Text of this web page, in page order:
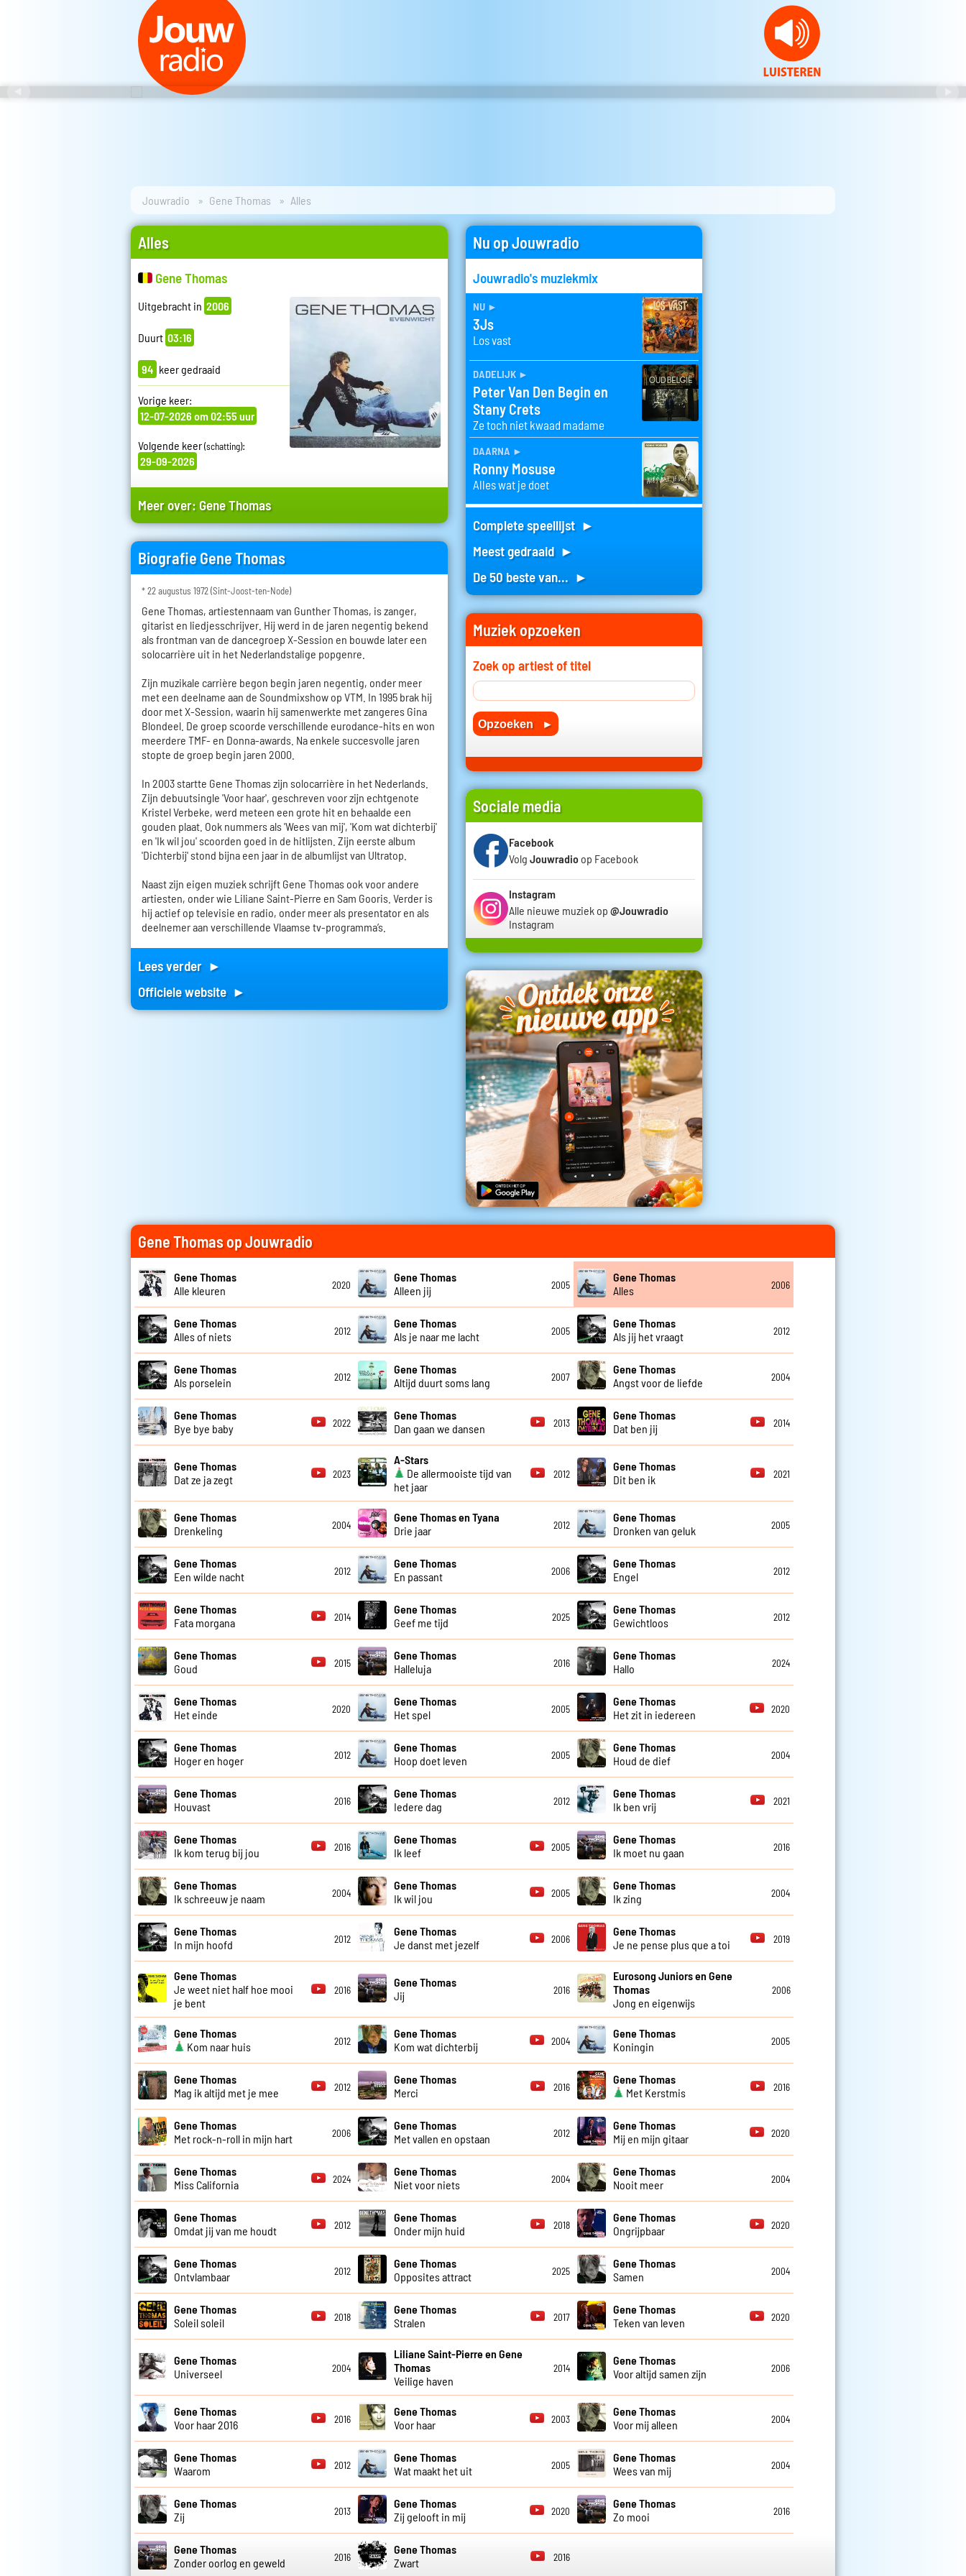
Jouwradio Gene Thomas Alles
Alles
Gene Thomas
Uitgebracht in 2006
Duurt 03:16
94 keer gedraaid
Vorige keer:
12-07-2026 om 02:55 uur
Volgende keer(schatting):
29-09-2026
Meer over: Gene Thomas
Biografie Gene Thomas
* 22 augustus 1972 (Sint-Joost-ten-Node)
Gene Thomas, artiestennaam van Gunther Thomas, is zanger,
gitarist en liedjesschrijver. Hij werd in de jaren negentig bekend
als frontman van de dancegroep X-Session en bouwde later een
solocarrière uit in het Nederlandstalige popgenre.
Zijn muzikale carrière begon begin jaren negentig, onder meer
met een deelname aan de Soundmixshow op VTM. In 1995 brak hij
door met X-Session, waarin hij samenwerkte met zangeres Gina
Blondeel. De groep scoorde verschillende eurodance-hits en won
meerdere TMF- en Donna-awards. Na enkele succesvolle jaren
stopte de groep begin jaren 2000.
In 2003 startte Gene Thomas zijn solocarrière in het Nederlands.
Zijn debuutsingle 'Voor haar', geschreven voor zijn echtgenote
Kristel Verbeke, werd meteen een grote hit en behaalde een
gouden plaat. Ook nummers als 'Wees van mij', 'Kom wat dichterbij'
en 'Ik wil jou' scoorden goed in de hitlijsten. Zijn eerste album
'Dichterbij' stond bijna een jaar in de albumlijst van Ultratop.
Naast zijn eigen muziek schrijft Gene Thomas ook voor andere
artiesten, onder wie Liliane Saint-Pierre en Sam Gooris. Verder is
hij actief op televisie en radio, onder meer als presentator en als
deelnemer aan verschillende Vlaamse tv-programma’s.
Lees verder ►
Officiele website ►
Nu op Jouwradio
Jouwradio's muziekmix
nu ►
3Js
Los vast
dadelijk ►
Peter Van Den Begin en
Stany Crets
Ze toch niet kwaad madame
daarna ►
Ronny Mosuse
Alles wat je doet
Complete speellijst ►
Meest gedraaid ►
De 50 beste van... ►
Muziek opzoeken
Zoek op artiest of titel
Sociale media
Facebook
Volg Jouwradio op Facebook
Instagram
Alle nieuwe muziek op @Jouwradio
Instagram
Gene Thomas op Jouwradio
Gene Thomas
Alle kleuren
2020
Gene Thomas
Alleen jij
2005
Gene Thomas
Alles
2006
Gene Thomas
Alles of niets
2012
Gene Thomas
Als je naar me lacht
2005
Gene Thomas
Als jij het vraagt
2012
Gene Thomas
Als porselein
2012
Gene Thomas
Altijd duurt soms lang
2007
Gene Thomas
Angst voor de liefde
2004
Gene Thomas
Bye bye baby
2022
Gene Thomas
Dan gaan we dansen
2013
Gene Thomas
Dat ben jij
2014
Gene Thomas
Dat ze ja zegt
2023
A-Stars
De allermooiste tijd van
het jaar
2012
Gene Thomas
Dit ben ik
2021
Gene Thomas
Drenkeling
2004
Gene Thomas en Tyana
Drie jaar
2012
Gene Thomas
Dronken van geluk
2005
Gene Thomas
Een wilde nacht
2012
Gene Thomas
En passant
2006
Gene Thomas
Engel
2012
Gene Thomas
Fata morgana
2014
Gene Thomas
Geef me tijd
2025
Gene Thomas
Gewichtloos
2012
Gene Thomas
Goud
2015
Gene Thomas
Halleluja
2016
Gene Thomas
Hallo
2024
Gene Thomas
Het einde
2020
Gene Thomas
Het spel
2005
Gene Thomas
Het zit in iedereen
2020
Gene Thomas
Hoger en hoger
2012
Gene Thomas
Hoop doet leven
2005
Gene Thomas
Houd de dief
2004
Gene Thomas
Houvast
2016
Gene Thomas
Iedere dag
2012
Gene Thomas
Ik ben vrij
2021
Gene Thomas
Ik kom terug bij jou
2016
Gene Thomas
Ik leef
2005
Gene Thomas
Ik moet nu gaan
2016
Gene Thomas
Ik schreeuw je naam
2004
Gene Thomas
Ik wil jou
2005
Gene Thomas
Ik zing
2004
Gene Thomas
In mijn hoofd
2012
Gene Thomas
Je danst met jezelf
2006
Gene Thomas
Je ne pense plus que a toi
2019
Gene Thomas
Je weet niet half hoe mooi
je bent
2016
Gene Thomas
Jij
2016
Eurosong Juniors en Gene
Thomas
Jong en eigenwijs
2006
Gene Thomas
Kom naar huis
2012
Gene Thomas
Kom wat dichterbij
2004
Gene Thomas
Koningin
2005
Gene Thomas
Mag ik altijd met je mee
2012
Gene Thomas
Merci
2016
Gene Thomas
Met Kerstmis
2016
Gene Thomas
Met rock-n-roll in mijn hart
2006
Gene Thomas
Met vallen en opstaan
2012
Gene Thomas
Mij en mijn gitaar
2020
Gene Thomas
Miss California
2024
Gene Thomas
Niet voor niets
2004
Gene Thomas
Nooit meer
2004
Gene Thomas
Omdat jij van me houdt
2012
Gene Thomas
Onder mijn huid
2018
Gene Thomas
Ongrijpbaar
2020
Gene Thomas
Ontvlambaar
2012
Gene Thomas
Opposites attract
2025
Gene Thomas
Samen
2004
Gene Thomas
Soleil soleil
2018
Gene Thomas
Stralen
2017
Gene Thomas
Teken van leven
2020
Gene Thomas
Universeel
2004
Liliane Saint-Pierre en Gene
Thomas
Veilige haven
2014
Gene Thomas
Voor altijd samen zijn
2006
Gene Thomas
Voor haar 2016
2016
Gene Thomas
Voor haar
2003
Gene Thomas
Voor mij alleen
2004
Gene Thomas
Waarom
2012
Gene Thomas
Wat maakt het uit
2005
Gene Thomas
Wees van mij
2004
Gene Thomas
Zij
2013
Gene Thomas
Zij gelooft in mij
2020
Gene Thomas
Zo mooi
2016
Gene Thomas
Zonder oorlog en geweld
2016
Gene Thomas
Zwart
2016